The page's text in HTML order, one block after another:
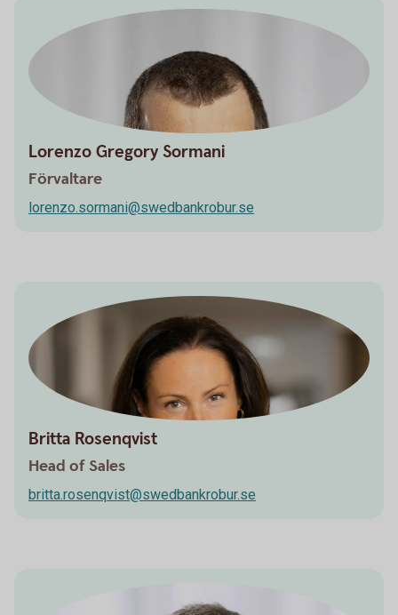
Lorenzo Gregory Sormani
Förvaltare
lorenzo.sormani@swedbankrobur.se
Britta Rosenqvist
Head of Sales
britta.rosenqvist@swedbankrobur.se